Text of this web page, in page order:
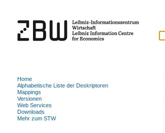
Home
Alphabetische Liste der Deskriptoren
Mappings
Versionen
Web Services
Downloads
Mehr zum STW